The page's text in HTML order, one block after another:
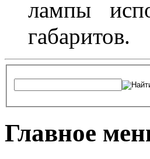
лампы
габаритов.
Главное